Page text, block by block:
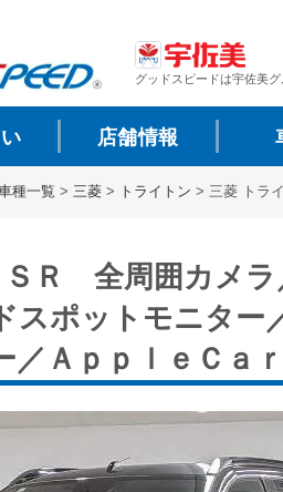
グッドスピードは宇佐美グ
店舗情報
種一覧 > 三菱 > トライトン > 三菱 トラ
Ｒ 全周囲カメラ
スポットモニタ
ＡｐｐｌｅＣａ